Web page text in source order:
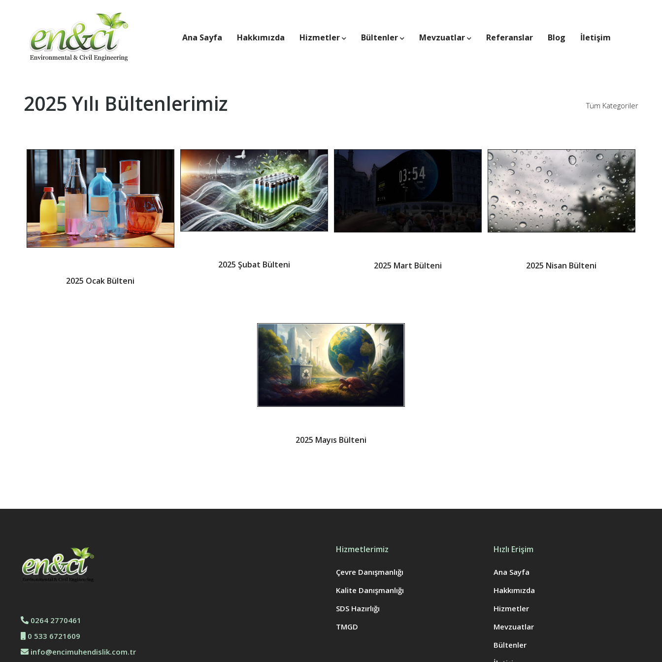
Ana Sayfa Hakkımızda Hizmetler Bültenler Mevzuatlar Referanslar Blog İletişim
2025 Yılı Bültenlerimiz Tüm Kategoriler
2025 Ocak Bülteni
2025 Şubat Bülteni 2025 Mart Bülteni 2025 Nisan Bülteni
2025 Mayıs Bülteni
0264 2770461
0 533 6721609
info@encimuhendislik.com.tr
Hizmetlerimiz
Çevre Danışmanlığı
Kalite Danışmanlığı
SDS Hazırlığı
TMGD
Hızlı Erişim
Ana Sayfa
Hakkımızda
Hizmetler
Mevzuatlar
Bültenler